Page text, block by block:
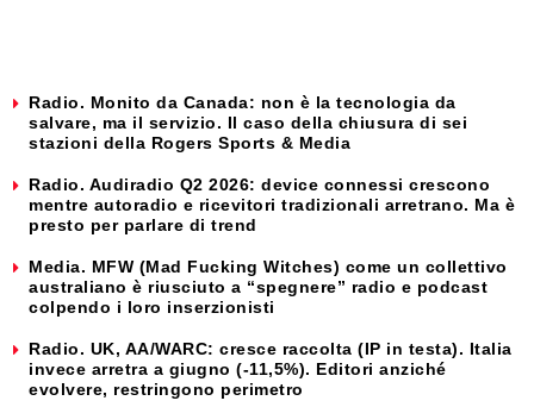
Radio. Monito da Canada: non è la tecnologia da
salvare, ma il servizio. Il caso della chiusura di sei
stazioni della Rogers Sports & Media
Radio. Audiradio Q2 2026: device connessi crescono
mentre autoradio e ricevitori tradizionali arretrano. Ma è
presto per parlare di trend
Media. MFW (Mad Fucking Witches) come un collettivo
australiano è riusciuto a “spegnere” radio e podcast
colpendo i loro inserzionisti
Radio. UK, AA/WARC: cresce raccolta (IP in testa). Italia
invece arretra a giugno (-11,5%). Editori anziché
evolvere, restringono perimetro